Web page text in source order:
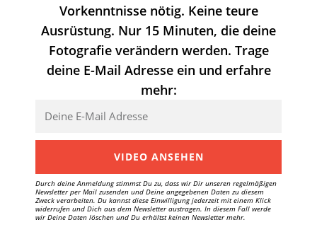
Vorkenntnisse nötig. Keine teure
Ausrüstung. Nur 15 Minuten, die deine
Fotografie verändern werden. Trage
deine E-Mail Adresse ein und erfahre
mehr:
VIDEO ANSEHEN
Durch deine Anmeldung stimmst Du zu, dass wir Dir unseren regelmäßigen
Newsletter per Mail zusenden und Deine angegebenen Daten zu diesem
Zweck verarbeiten. Du kannst diese Einwilligung jederzeit mit einem Klick
widerrufen und Dich aus dem Newsletter austragen. In diesem Fall werde
wir Deine Daten löschen und Du erhältst keinen Newsletter mehr.